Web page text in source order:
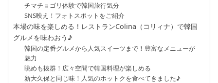
チマチョゴリ体験で韓国旅行気分
SNS映え！フォトスポットをご紹介
本場の味を楽しめる！レストランColina（コリィナ）で韓国
グルメを味わおう♪
韓国の定番グルメから人気スイーツまで！豊富なメニューが
魅力
眺めも抜群！広々空間で韓国料理が楽しめる
新大久保と同じ味！人気のホットクを食べてきました♪